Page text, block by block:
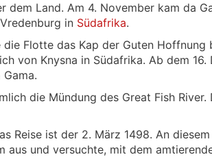
dem Land. Am 4. November kam da
in Südafrika.
Flotte das Kap der Guten Hoffnung
von Knysna in Südafrika. Ab dem
die Mündung des Great Fish
Reise ist der 2. März 1498. An
aus und versuchte, mit dem